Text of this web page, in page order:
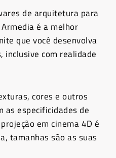
de arquitetura para
é a melhor
que você desenvolva
com realidade
cores e outros
as especificidades de
em cinema 4D é
tamanhas são as suas